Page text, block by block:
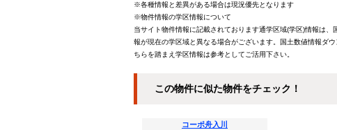
※各種情報と差異がある場合は現況優先となります
※物件情報の学区情報について
当サイト物件情報に記載されております通学区域(学区)情報は
報が現在の学区域と異なる場合がございます。国土数値情報ダ
ちらを踏まえ学区情報は参考としてご活用下さい。
この物件に似た物件をチェック！
コーポ舟入川